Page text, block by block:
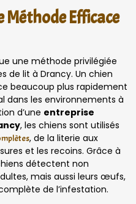
Efficace
une méthode privilégiée
de lit à Drancy. Un chien
beaucoup plus rapidement
dans les environnements à
d’une entreprise
, les chiens sont utilisés
, de la literie aux
et les recoins. Grâce à
détectent non
mais aussi leurs œufs,
de l’infestation.